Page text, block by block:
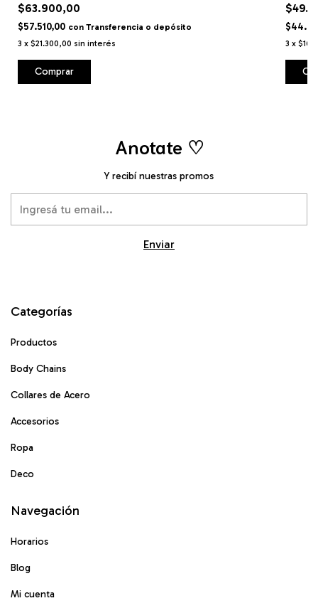
$63.900,00
$57.510,00 con Transferencia o depósito
3 x $21.300,00 sin interés
Comprar
3 x
Anotate ♡
Y recibí nuestras promos
Categorías
Productos
Body Chains
Collares de Acero
Accesorios
Ropa
Deco
Navegación
Horarios
Blog
Mi cuenta